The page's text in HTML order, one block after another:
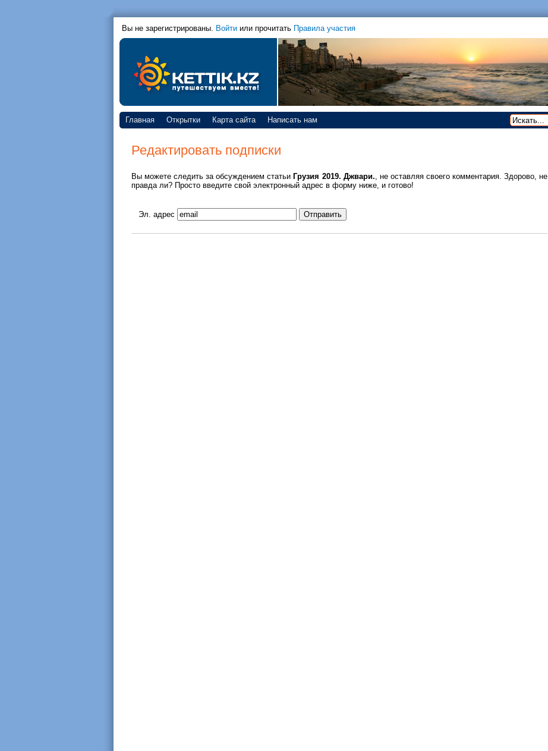
Вы не зарегистрированы. Войти или прочитать Правила участия
Главная Открытки Карта сайта Написать нам
Редактировать подписки
Вы можете следить за обсуждением статьи Грузия 2019. Джвари., не оставляя своего комментария. Здорово, не
правда ли? Просто введите свой электронный адрес в форму ниже, и готово!
Эл. адрес